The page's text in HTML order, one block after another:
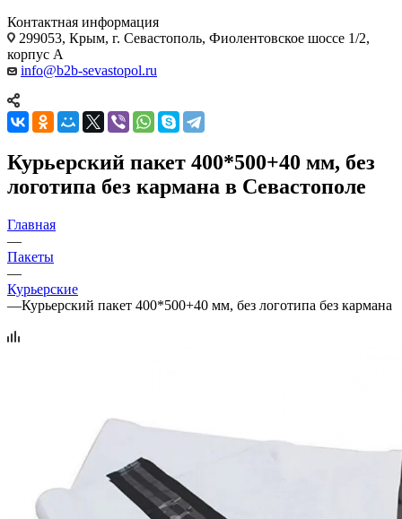
Контактная информация
299053, Крым, г. Севастополь, Фиолентовское шоссе 1/2,
корпус А
info@b2b-sevastopol.ru
Курьерский пакет 400*500+40 мм, без
логотипа без кармана в Севастополе
Главная
—
Пакеты
—
Курьерские
—Курьерский пакет 400*500+40 мм, без логотипа без кармана